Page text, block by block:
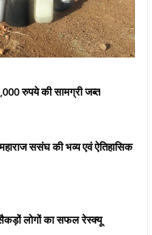
रुपये की सामग्री जब्त
ससंघ की भव्य एवं ऐतिहासिक
लोगों का सफल रेस्क्यू